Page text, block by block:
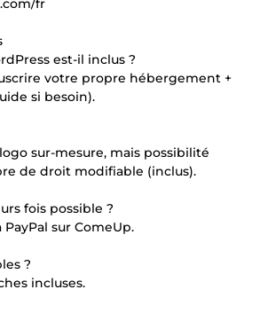
fr
est-il inclus ?
votre propre hébergement +
si besoin).
sur-mesure, mais possibilité
de droit modifiable (inclus).
fois possible ?
PayPal sur ComeUp.
?
incluses.